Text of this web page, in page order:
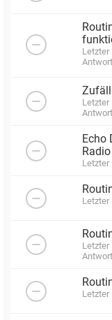
Letzter
Letzter
Echo
Letzter
Letzter
Letzter
Letzter